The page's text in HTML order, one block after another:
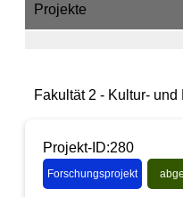
Projekte
Fakultät 2 - Kultur-
Projekt-ID:280
Forschungsprojekt